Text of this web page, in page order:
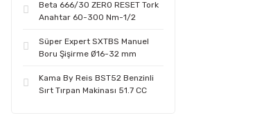
Beta 666/30 ZERO RESET Tork
Anahtar 60-300 Nm-1/2
Süper Expert SXTBS Manuel
Boru Şişirme Ø16-32 mm
Kama By Reis BST52 Benzinli
Sırt Tırpan Makinası 51.7 CC